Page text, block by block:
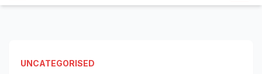
UNCATEGORISED